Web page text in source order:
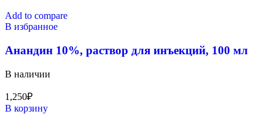
Add to compare
В избранное
Анандин 10%, раствор для инъекций, 100 мл
В наличии
1,250₽
В корзину